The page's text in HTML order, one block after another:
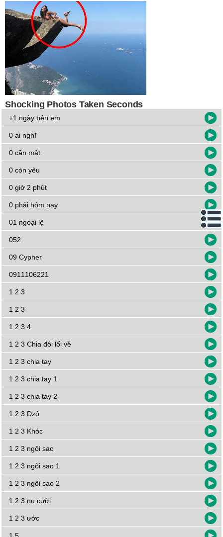
hương
Quá đặc sắc và cảm động
trinh khung
hay
HƯờng
Bài hát nay quá tuyệt
lê bùi thu nguyệt 22/04/15 18:08
tôi rất thích bài hát này nó rất hay
nguyễn thu hà 26/01/15 20:51
Tôi rất thích và hâm mộ bài hát này
Thich thu khj nghe bai hat nay:-)
tôi rất yeu thích bai hát
+1 ngày bên em
0 ai nghĩ
0 cần mật
0 còn yêu
0 giờ 2 phút
0 phải hôm nay
01 ngoại lệ
052
09 Cypher
0911106221
1 2 3
1 2 3
1 2 3 4
1 2 3 Chia đôi lối về
1 2 3 chia tay
1 2 3 chia tay 1
1 2 3 chia tay 2
1 2 3 Dzô
1 2 3 Khóc
1 2 3 ngôi sao
1 2 3 ngôi sao 1
1 2 3 ngôi sao 2
1 2 3 nụ cười
1 2 3 ước